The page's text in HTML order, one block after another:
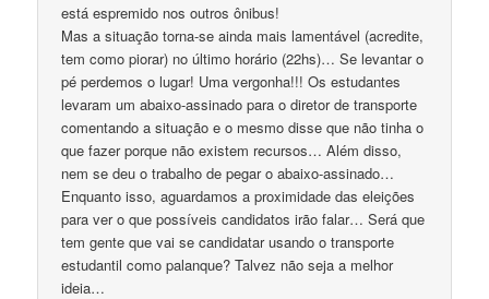
está espremido nos outros ônibus!
Mas a situação torna-se ainda mais lamentável (acredite,
tem como piorar) no último horário (22hs)… Se levantar o
pé perdemos o lugar! Uma vergonha!!! Os estudantes
levaram um abaixo-assinado para o diretor de transporte
comentando a situação e o mesmo disse que não tinha o
que fazer porque não existem recursos… Além disso,
nem se deu o trabalho de pegar o abaixo-assinado…
Enquanto isso, aguardamos a proximidade das eleições
para ver o que possíveis candidatos irão falar… Será que
tem gente que vai se candidatar usando o transporte
estudantil como palanque? Talvez não seja a melhor
ideia…